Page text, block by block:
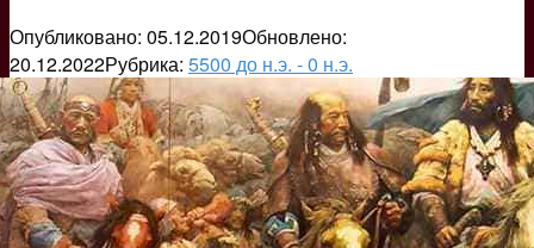
Опубликовано: 05.12.2019Обновлено:
20.12.2022Рубрика: 5500 до н.э. - 0 н.э.